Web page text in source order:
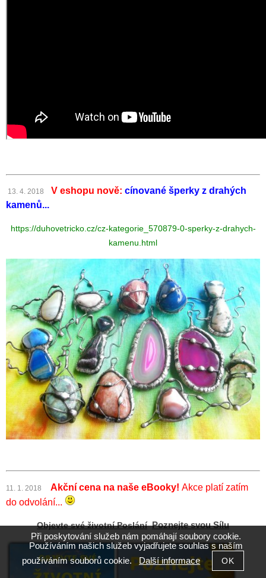
13. 4. 2018 V eshopu nově: cínované šperky z drahých
kamenů...
https://duhovetricko.cz/cz-kategorie_570879-0-sperky-z-drahych-
kamenu.html
11. 1. 2018 Akční cena na naše eBooky! Akce platí zatím
do odvolání...
Objevte své životní Poslání Poznejte svou Sílu
Při poskytování služeb nám pomáhají soubory cookie.
Používáním našich služeb vyjadřujete souhlas s naším
používáním souborů cookie.Další informace